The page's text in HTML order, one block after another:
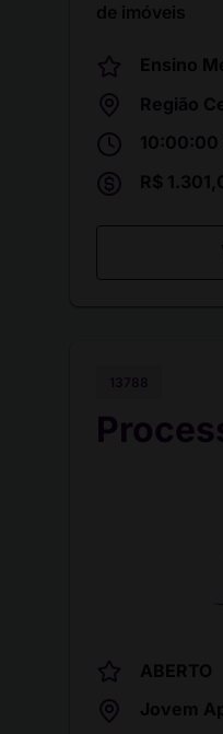
de imóveis
Ensino
Região
10:00:00
R$
ABERTO
Jovem